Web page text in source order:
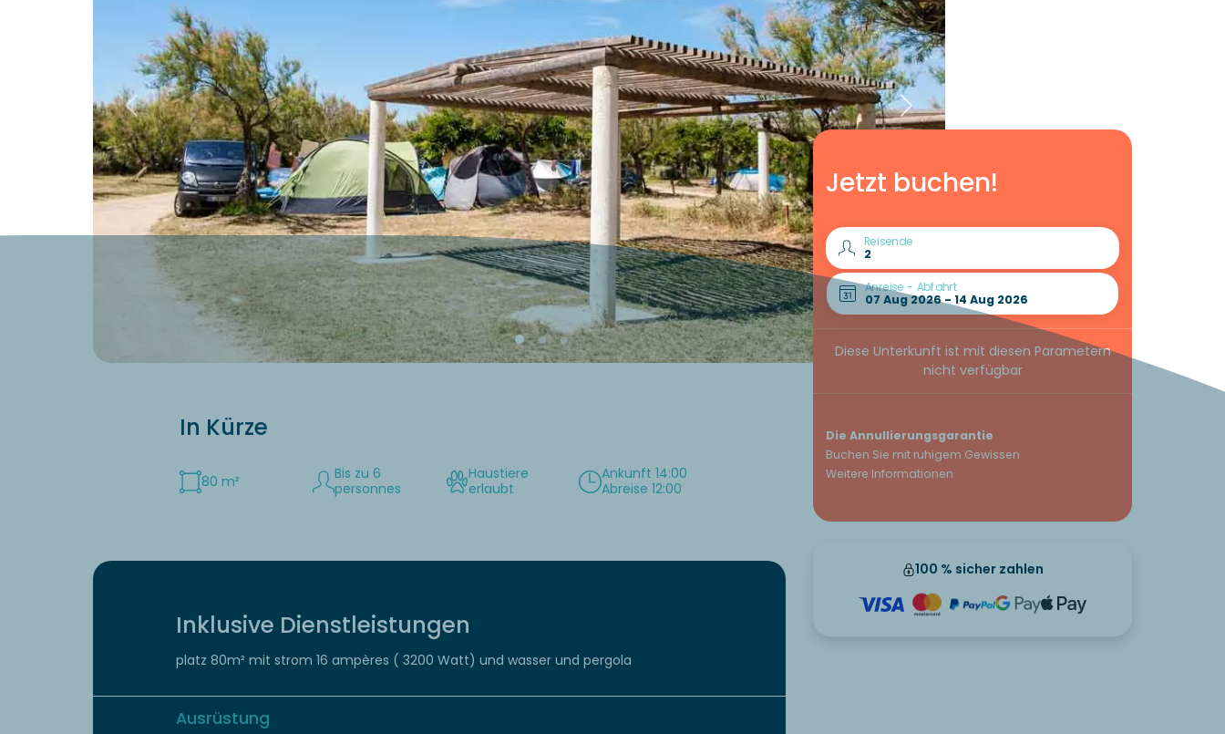
Jetzt buchen!
Reisende
Anreise - Abfahrt
Diese Unterkunft ist mit diesen Parametern
nicht verfügbar
Die Annullierungsgarantie
Buchen Sie mit ruhigem Gewissen
Weitere Informationen
100 % sicher zahlen
In Kürze
80 m²
Bis zu 6
personnes
Haustiere
erlaubt
Ankunft 14:00
Abreise 12:00
Inklusive Dienstleistungen
platz 80m² mit strom 16 ampères ( 3200 Watt) und wasser und pergola
Ausrüstung